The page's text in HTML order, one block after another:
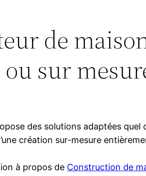
de
sur
des solutions adaptées quel
création sur-mesure
à propos de Construction de